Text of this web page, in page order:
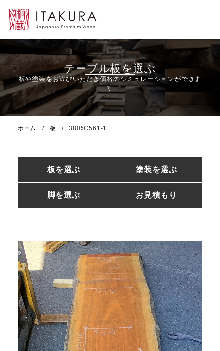
テーブル板を選ぶ
ホーム 板 3805C561-1...
板を選ぶ 塗装を選ぶ
脚を選ぶ お見積もり